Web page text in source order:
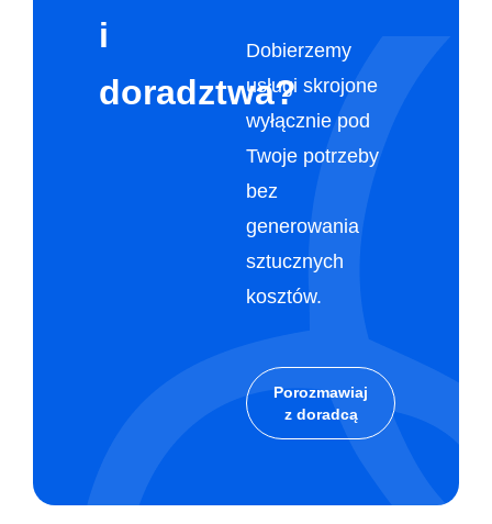
i
doradztwa?
Dobierzemy
usługi skrojone
wyłącznie pod
Twoje potrzeby
bez
generowania
sztucznych
kosztów.
Porozmawiaj
z doradcą